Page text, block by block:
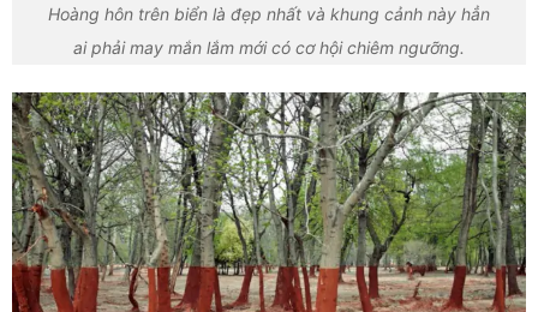
Hoàng hôn trên biển là đẹp nhất và khung cảnh này hẳn
ai phải may mắn lắm mới có cơ hội chiêm ngưỡng.